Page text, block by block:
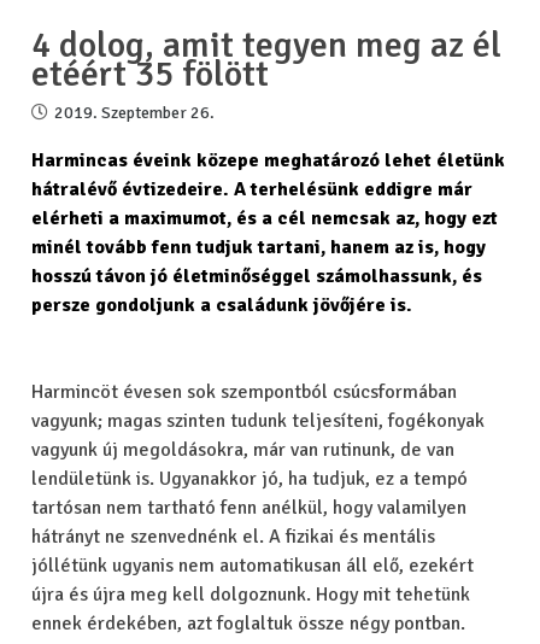
4 dolog, amit tegyen meg az él
etéért 35 fölött
2019. Szeptember 26.
Harmincas éveink közepe meghatározó lehet életünk
hátralévő évtizedeire. A terhelésünk eddigre már
elérheti a maximumot, és a cél nemcsak az, hogy ezt
minél tovább fenn tudjuk tartani, hanem az is, hogy
hosszú távon jó életminőséggel számolhassunk, és
persze gondoljunk a családunk jövőjére is.
Harmincöt évesen sok szempontból csúcsformában
vagyunk; magas szinten tudunk teljesíteni, fogékonyak
vagyunk új megoldásokra, már van rutinunk, de van
lendületünk is. Ugyanakkor jó, ha tudjuk, ez a tempó
tartósan nem tartható fenn anélkül, hogy valamilyen
hátrányt ne szenvednénk el. A fizikai és mentális
jóllétünk ugyanis nem automatikusan áll elő, ezekért
újra és újra meg kell dolgoznunk. Hogy mit tehetünk
ennek érdekében, azt foglaltuk össze négy pontban.